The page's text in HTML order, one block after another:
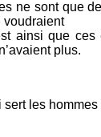
ne sont que
voudraient
ainsi que
plus.
les